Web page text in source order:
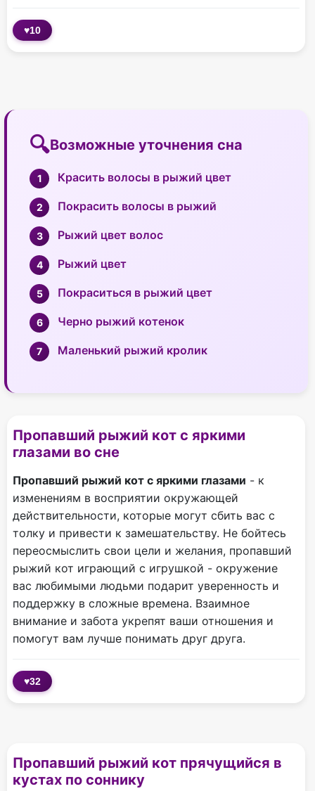
♥10
Возможные уточнения сна
Красить волосы в рыжий цвет
Покрасить волосы в рыжий
Рыжий цвет волос
Рыжий цвет
Покраситься в рыжий цвет
Черно рыжий котенок
Маленький рыжий кролик
Пропавший рыжий кот с яркими
глазами во сне
Пропавший рыжий кот с яркими глазами - к
изменениям в восприятии окружающей
действительности, которые могут сбить вас с
толку и привести к замешательству. Не бойтесь
переосмыслить свои цели и желания, пропавший
рыжий кот играющий с игрушкой - окружение
вас любимыми людьми подарит уверенность и
поддержку в сложные времена. Взаимное
внимание и забота укрепят ваши отношения и
помогут вам лучше понимать друг друга.
♥32
Пропавший рыжий кот прячущийся в
кустах по соннику